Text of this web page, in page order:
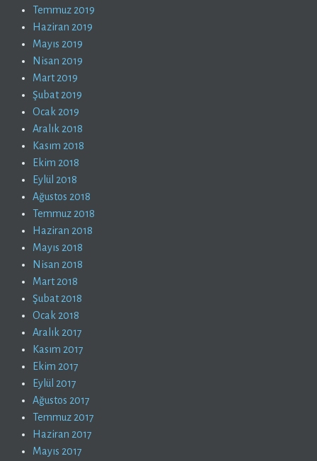
Temmuz 2019
Haziran 2019
Mayıs 2019
Nisan 2019
Mart 2019
Şubat 2019
Ocak 2019
Aralık 2018
Kasım 2018
Ekim 2018
Eylül 2018
Ağustos 2018
Temmuz 2018
Haziran 2018
Mayıs 2018
Nisan 2018
Mart 2018
Şubat 2018
Ocak 2018
Aralık 2017
Kasım 2017
Ekim 2017
Eylül 2017
Ağustos 2017
Temmuz 2017
Haziran 2017
Mayıs 2017